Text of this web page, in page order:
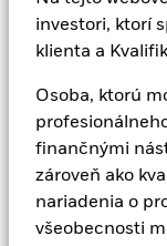
investori, ktorí
klienta a
Osoba, ktorú
finančnými
zároveň ako
nariadenia o
všeobecnosti
správne riadenie
svojich celkových
(napr. akcií)
distribúciu novej a
zameriavať na
umelej
robotiky,
obchodovania,
technológie a
podmienkach